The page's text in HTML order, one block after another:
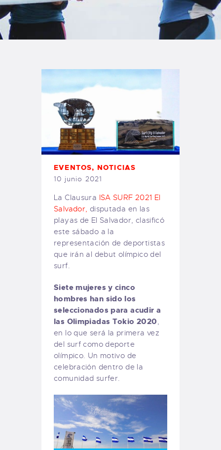
TIENDA FAMILY SURFERS
WEBCAM SALINAS
PEDIDOS
EVENTOS, NOTICIAS
10 junio 2021
La Clausura ISA SURF 2021 El
Salvador, disputada en las
playas de El Salvador, clasificó
este sábado a la
representación de deportistas
que irán al debut olímpico del
surf.
Siete mujeres y cinco
hombres han sido los
seleccionados para acudir a
las Olimpiadas Tokio 2020,
en lo que será la primera vez
del surf como deporte
olímpico. Un motivo de
celebración dentro de la
comunidad surfer.